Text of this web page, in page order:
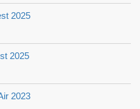
2025
2025
2023